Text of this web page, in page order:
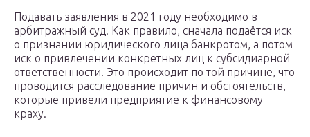
Подавать заявления в 2021 году необходимо в
арбитражный суд. Как правило, сначала подаётся иск
о признании юридического лица банкротом, а потом
иск о привлечении конкретных лиц к субсидиарной
ответственности. Это происходит по той причине, что
проводится расследование причин и обстоятельств,
которые привели предприятие к финансовому
краху.